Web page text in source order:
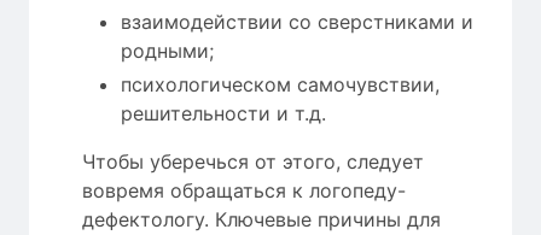
взаимодействии со сверстниками и
родными;
психологическом самочувствии,
решительности и т.д.
Чтобы уберечься от этого, следует
вовремя обращаться к логопеду-
дефектологу. Ключевые причины для